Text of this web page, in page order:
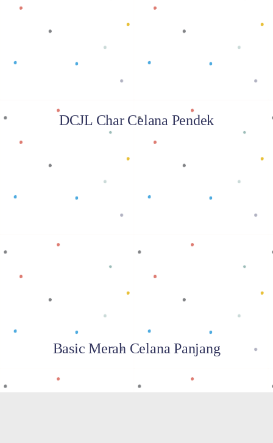
Baca selengkapnya
DCJL Char Celana Pendek
Basic Merah Celana Panjang